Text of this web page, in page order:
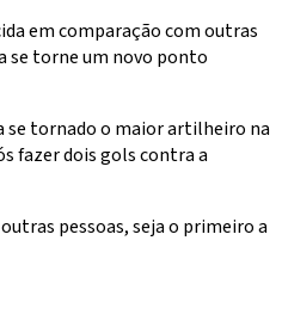
em comparação com outras
se torne um novo ponto
se tornado o maior artilheiro na
fazer dois gols contra a
pessoas, seja o primeiro a